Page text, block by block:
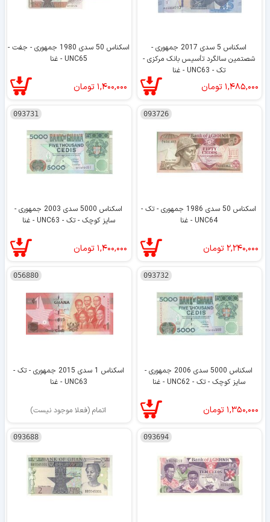
اسکناس 5 سدی 2017 جمهوری -
شصتمین سالگرد تأسیس بانک مرکزی -
تک - UNC63 - غنا
۱,۴۸۵,۰۰۰تومان
اسکناس 50 سدی 1980 جمهوری - جفت -
UNC65 - غنا
۱,۴۰۰,۰۰۰تومان
093726
اسکناس 50 سدی 1986 جمهوری - تک -
UNC64 - غنا
۲,۲۴۰,۰۰۰ تومان
093731
اسکناس 5000 سدی 2003 جمهوری -
سایز کوچک - تک - UNC63 - غنا
۱,۴۰۰,۰۰۰تومان
093732
اسکناس 5000 سدی 2006 جمهوری -
سایز کوچک - تک - UNC62 - غنا
۱,۳۵۰,۰۰۰ تومان
056880
اسکناس 1 سدی 2015 جمهوری - تک -
UNC63 - غنا
اتمام (فعلا موجود نیست)
093694
093688